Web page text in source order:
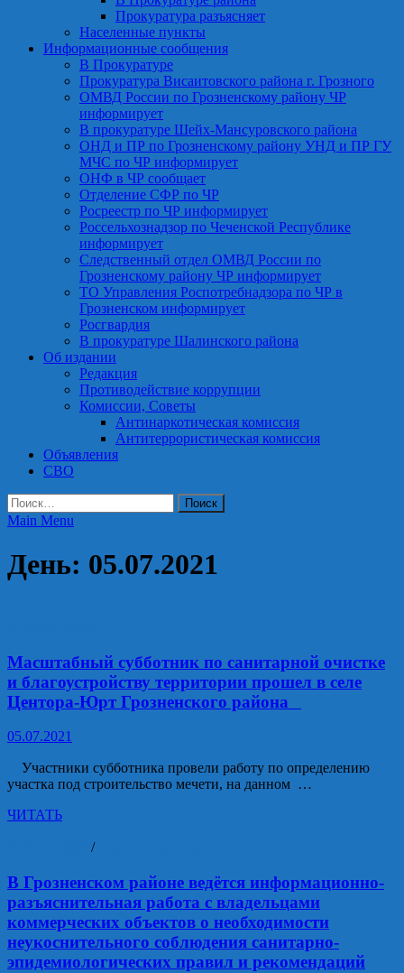
Прокуратура разъясняет
Населенные пункты
Информационные сообщения
В Прокуратуре
Прокуратура Висаитовского района г. Грозного
ОМВД России по Грозненскому району ЧР
информирует
В прокуратуре Шейх-Мансуровского района
ОНД и ПР по Грозненскому району УНД и ПР ГУ
МЧС по ЧР информирует
ОНФ в ЧР сообщает
Отделение СФР по ЧР
Росреестр по ЧР информирует
Россельхознадзор по Чеченской Республике
информирует
Следственный отдел ОМВД России по
Грозненскому району ЧР информирует
ТО Управления Роспотребнадзора по ЧР в
Грозненском информирует
Росгвардия
В прокуратуре Шалинского района
Об издании
Редакция
Противодействие коррупции
Комиссии, Советы
Антинаркотическая комиссия
Антитеррористическая комиссия
Объявления
СВО
Найти:
Main Menu
День: 05.07.2021
Масштабный субботник по санитарной очистке
и благоустройству территории прошел в селе
Центора-Юрт Грозненского района⠀
05.07.2021
⠀ Участники субботника провели работу по определению
участка под строительство мечети, на данном …
Масштабный
очистке
и
благоустройству
территории
прошел
в
ЧИТАТЬ
/
В Грозненском районе ведётся информационно-
разъяснительная работа с владельцами
коммерческих объектов о необходимости
неукоснительного соблюдения санитарно-
эпидемиологических правил и рекомендаций